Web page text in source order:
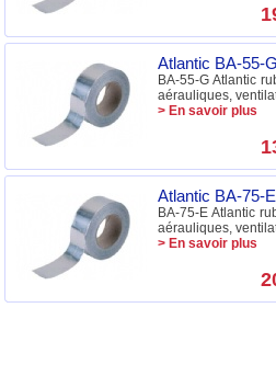
Atlantic BA-55-
BA-55-G Atlantic
aérauliques,
> En savoir plus
Atlantic BA-75-
BA-75-E Atlantic
aérauliques,
> En savoir plus